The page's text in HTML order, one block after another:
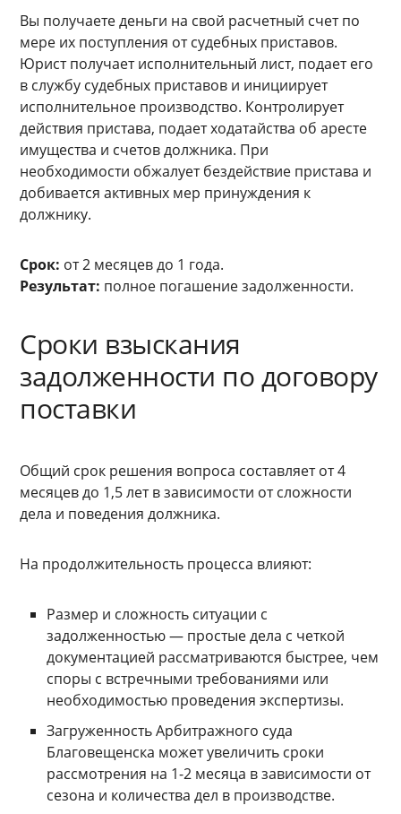
Вы получаете деньги на свой расчетный счет по
мере их поступления от судебных приставов.
Юрист получает исполнительный лист, подает его
в службу судебных приставов и инициирует
исполнительное производство. Контролирует
действия пристава, подает ходатайства об аресте
имущества и счетов должника. При
необходимости обжалует бездействие пристава и
добивается активных мер принуждения к
должнику.
Срок: от 2 месяцев до 1 года.
Результат: полное погашение задолженности.
Сроки взыскания
задолженности по договору
поставки
Общий срок решения вопроса составляет от 4
месяцев до 1,5 лет в зависимости от сложности
дела и поведения должника.
На продолжительность процесса влияют:
Размер и сложность ситуации с
задолженностью — простые дела с четкой
документацией рассматриваются быстрее, чем
споры с встречными требованиями или
необходимостью проведения экспертизы.
Загруженность Арбитражного суда
Благовещенска может увеличить сроки
рассмотрения на 1-2 месяца в зависимости от
сезона и количества дел в производстве.